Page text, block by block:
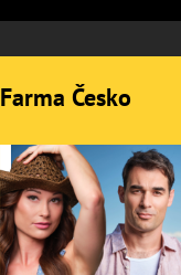
Farma Česko